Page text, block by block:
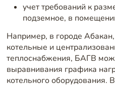
учет требований к
подземное, в
Например, в городе
котельные и
теплоснабжения, БАГВ
выравнивания графика
котельного оборудования.